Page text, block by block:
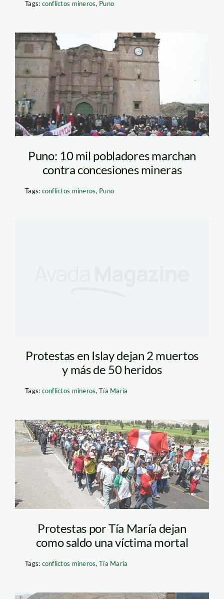
Tags: conflictos mineros, Puno
puno_paro
Puno: 10 mil pobladores marchan
contra concesiones mineras
Tags: conflictos mineros, Puno
Protestas en Islay dejan 2 muertos
y más de 50 heridos
Tags: conflictos mineros,Tía María
protestas contra Tía
María. Foto: Perú 21
Protestas por Tía María dejan
como saldo una víctima mortal
Tags: conflictos mineros,Tía María